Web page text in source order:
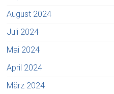
August 2024
Juli 2024
Mai 2024
April 2024
März 2024